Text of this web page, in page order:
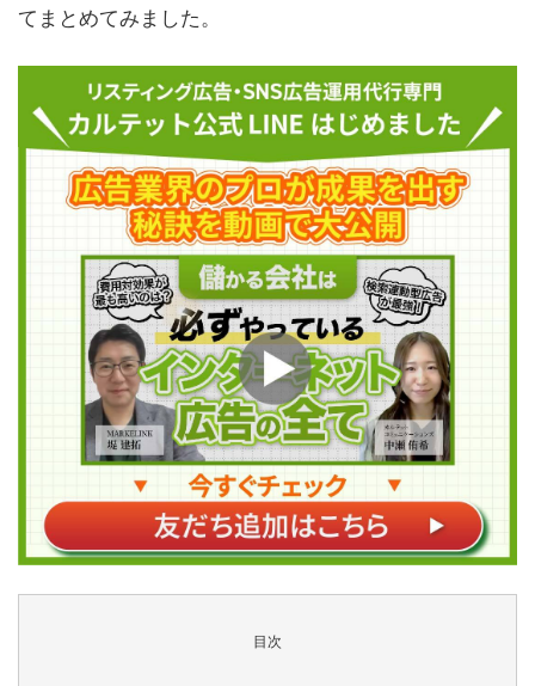
てまとめてみました。
目次